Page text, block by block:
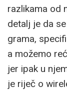
razlikama od
detalj je da
grama,
a možemo
jer ipak u
je riječ o